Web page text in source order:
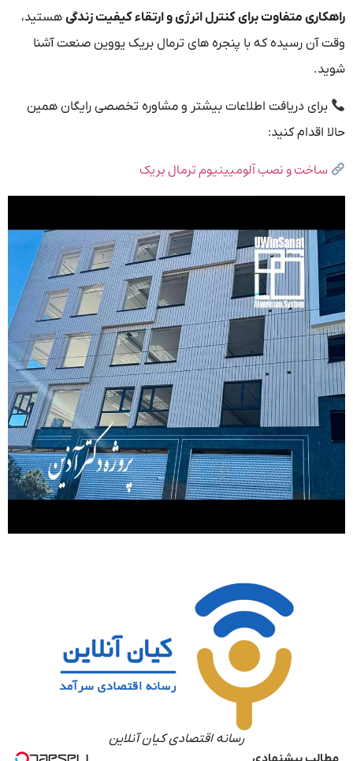
راهکاری متفاوت برای کنترل انرژی و ارتقاء کیفیت زندگی هستید،
وقت آن رسیده که با پنجره‌ های ترمال بریک یووین صنعت آشنا
شوید.
برای دریافت اطلاعات بیشتر و مشاوره تخصصی رایگان همین
حالا اقدام کنید:
ساخت و نصب آلومیینیوم ترمال بریک
رسانه اقتصادی کیان آنلاین